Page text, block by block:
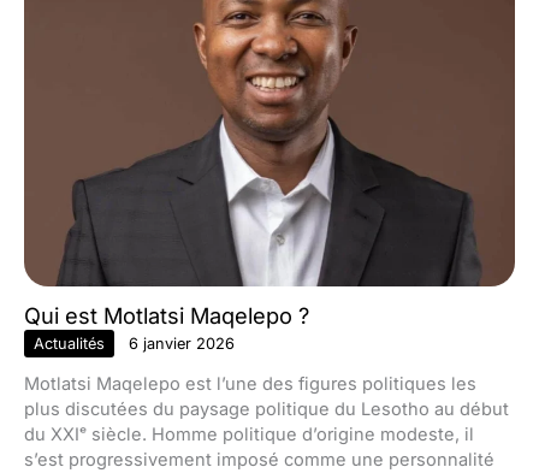
Qui est Motlatsi Maqelepo ?
Actualités 6 janvier 2026
Motlatsi Maqelepo est l’une des figures politiques les
plus discutées du paysage politique du Lesotho au début
du XXIᵉ siècle. Homme politique d’origine modeste, il
s’est progressivement imposé comme une personnalité